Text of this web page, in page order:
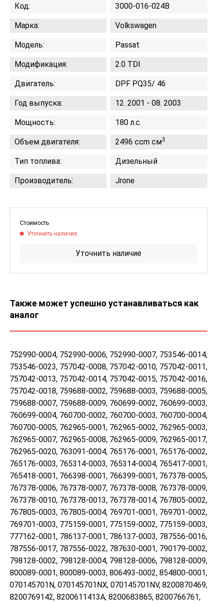
Код: 3000-016-024B
Марка: Volkswagen
Модель: Passat
Модификация: 2.0 TDI
Двигатель: DPF PQ35/ 46
Год выпуска: 12. 2001 - 08. 2003
Мощность: 180 л.с.
Объем двигателя: 2496 ccm см3
Тип топлива: Дизельный
Производитель: Jrone
Стоимость
Уточнить наличие
Уточнить наличие
Также может успешно устанавливаться как
аналог
752990-0004, 752990-0006, 752990-0007, 753546-0014,
753546-0023, 757042-0008, 757042-0010, 757042-0011,
757042-0013, 757042-0014, 757042-0015, 757042-0016,
757042-0018, 759688-0002, 759688-0003, 759688-0005,
759688-0007, 759688-0009, 760699-0002, 760699-0003,
760699-0004, 760700-0002, 760700-0003, 760700-0004,
760700-0005, 762965-0001, 762965-0002, 762965-0003,
762965-0007, 762965-0008, 762965-0009, 762965-0017,
762965-0020, 763091-0004, 765176-0001, 765176-0002,
765176-0003, 765314-0003, 765314-0004, 765417-0001,
765418-0001, 766398-0001, 766399-0001, 767378-0005,
767378-0006, 767378-0007, 767378-0008, 767378-0009,
767378-0010, 767378-0013, 767378-0014, 767805-0002,
767805-0003, 767805-0004, 769701-0001, 769701-0002,
769701-0003, 775159-0001, 775159-0002, 775159-0003,
777162-0001, 786137-0001, 786137-0003, 787556-0016,
787556-0017, 787556-0022, 787630-0001, 790179-0002,
798128-0002, 798128-0004, 798128-0006, 798128-0009,
800089-0001, 800089-0003, 806493-0002, 854800-0001,
070145701N, 070145701NX, 070145701NV, 8200870469,
8200769142, 8200611413A, 8200683865, 8200766761,